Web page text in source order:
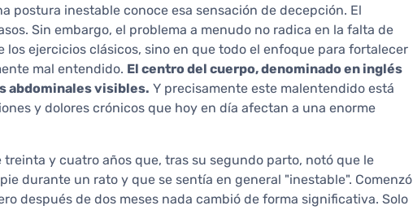
postura inestable conoce esa sensación de decepción. El
Sin embargo, el problema a menudo no radica en la falta de
ejercicios clásicos, sino en que todo el enfoque para fortalecer
mal entendido. El centro del cuerpo, denominado en inglés
abdominales visibles. Y precisamente este malentendido está
y dolores crónicos que hoy en día afectan a una enorme
y cuatro años que, tras su segundo parto, notó que le
durante un rato y que se sentía en general "inestable". Comenzó
después de dos meses nada cambió de forma significativa. Solo